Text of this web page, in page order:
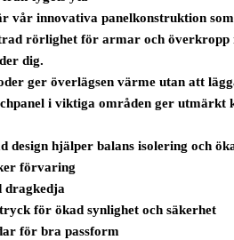
vår innovativa panelkonstruktion
rörlighet för armar och överkropp
dig.
ger överlägsen värme utan att
i viktiga områden ger utmärkt
design hjälper balans isolering och
förvaring
dragkedja
för ökad synlighet och säkerhet
för bra passform